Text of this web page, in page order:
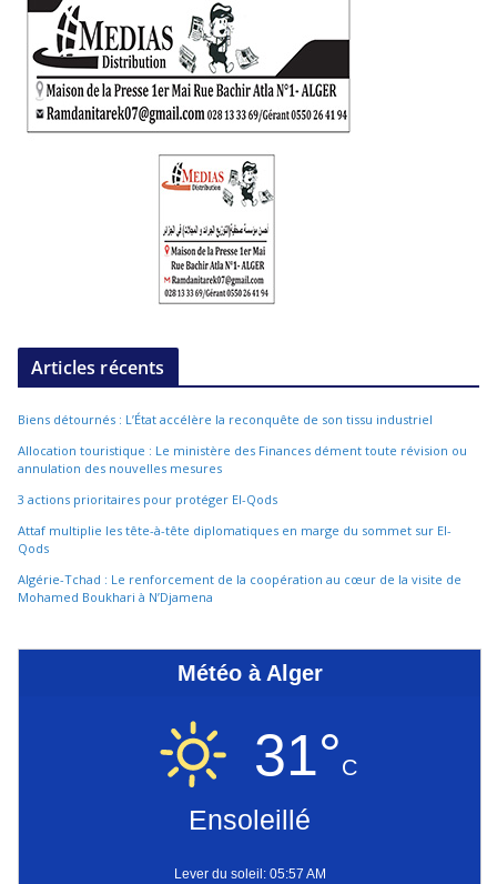
Articles récents
Biens détournés : L’État accélère la reconquête de son tissu industriel
Allocation touristique : Le ministère des Finances dément toute révision ou
annulation des nouvelles mesures
3 actions prioritaires pour protéger El-Qods
Attaf multiplie les tête-à-tête diplomatiques en marge du sommet sur El-
Qods
Algérie-Tchad : Le renforcement de la coopération au cœur de la visite de
Mohamed Boukhari à N’Djamena
Météo à Alger
31°C
Ensoleillé
Lever du soleil: 05:57 AM